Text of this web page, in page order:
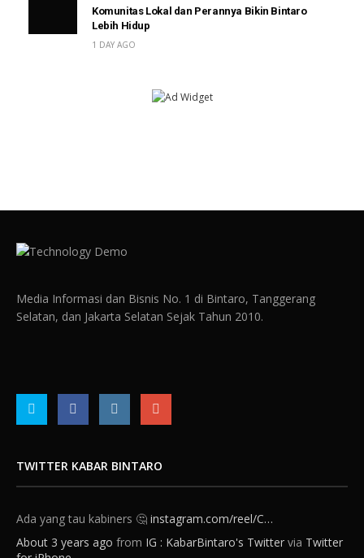
Komunitas Lokal dan Perannya Bikin Bintaro
Lebih Hidup
1 DAY AGO
Media Informasi dan Bisnis No. 1 di Bintaro, Tanggerang
Selatan, dan Jakarta Selatan Sejak Tahun 2010.
TWITTER KABAR BINTARO
Ada yang tau kabiners 🤔instagram.com/reel/C…
About 3 years ago from IG : KabarBintaro's Twitter via Twitter